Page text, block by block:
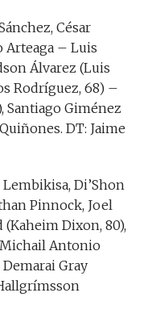
César
Arteaga – Luis
Álvarez (Luis
Rodríguez, 68) –
Santiago Giménez
DT: Jaime
Di’Shon
Pinnock, Joel
Dixon, 80),
Antonio
Gray